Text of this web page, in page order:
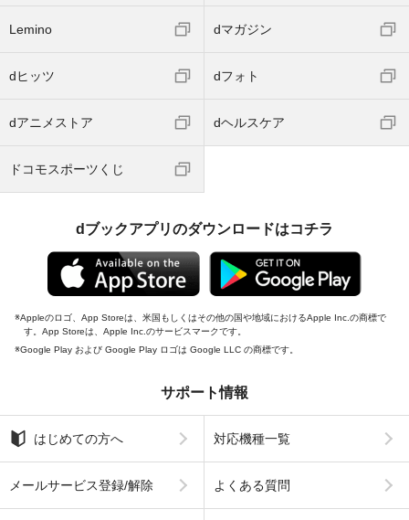
Lemino dマガジン
dヒッツ dフォト
dアニメストア dヘルスケア
ドコモスポーツくじ
dブックアプリのダウンロードはコチラ
Appleのロゴ、App Storeは、米国もしくはその他の国や地域におけるApple Inc.の商標で
す。App Storeは、Apple Inc.のサービスマークです。
Google Play および Google Play ロゴは Google LLC の商標です。
サポート情報
はじめての方へ 対応機種一覧
メールサービス登録/解除 よくある質問